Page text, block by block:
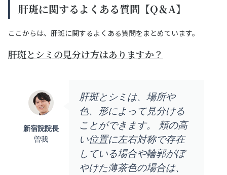
肝斑に関するよくある質問【Q＆A】
ここからは、肝斑に関するよくある質問をまとめています。
肝斑とシミの見分け方はありますか？
肝斑とシミは、場所や
色、形によって見分ける
ことができます。 頬の高
い位置に左右対称で存在
している場合や輪郭がぼ
やけた薄茶色の場合は、
新宿院院長
曽我